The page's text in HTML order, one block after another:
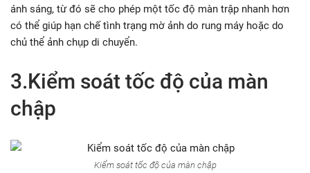
ánh sáng, từ đó sẽ cho phép một tốc độ màn trập nhanh hơn
có thể giúp hạn chế tình trạng mờ ảnh do rung máy hoặc do
chủ thể ảnh chụp di chuyển.
3.Kiểm soát tốc độ của màn
chập
Kiểm soát tốc độ của màn chập